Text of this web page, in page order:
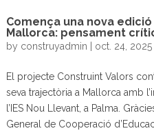
Comença una nova
Mallorca: pensament
by construyadmin oct. 24, 2025|
El projecte Construint Valors
seva trajectòria a Mallorca amb
l’IES Nou Llevant, a Palma.
General de Cooperació